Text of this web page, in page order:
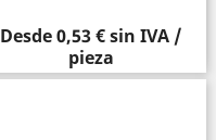
Precio
Desde0,53 €sin IVA /
pieza